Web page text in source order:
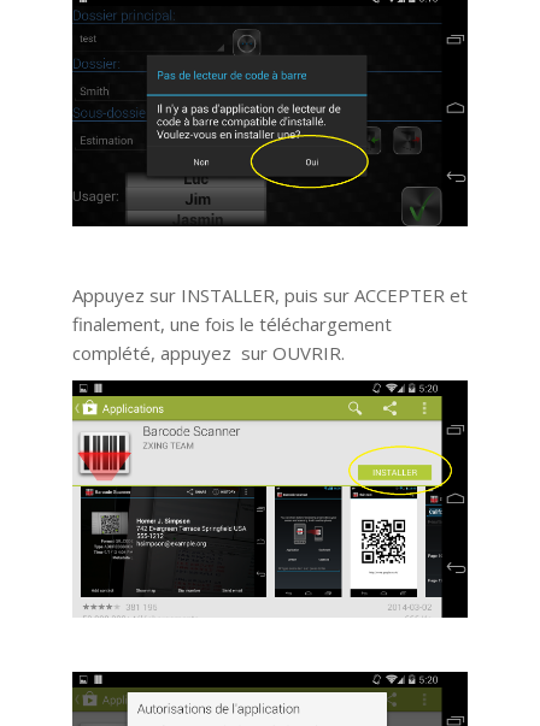
Appuyez sur INSTALLER, puis sur ACCEPTER et
finalement, une fois le téléchargement
complété, appuyez sur OUVRIR.